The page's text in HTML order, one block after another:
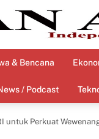
& Bencana
/ Podcast
untuk Perkuat